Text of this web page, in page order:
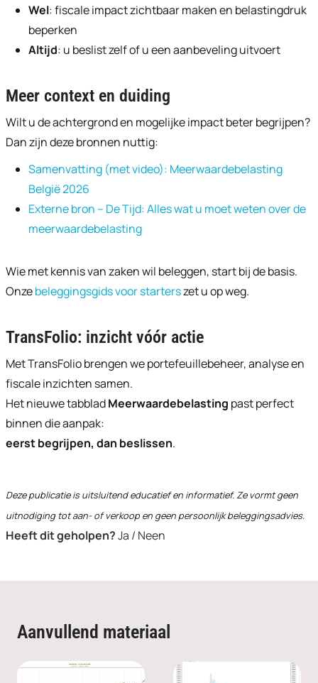
Wel: fiscale impact zichtbaar maken en belastingdruk
beperken
Altijd: u beslist zelf of u een aanbeveling uitvoert
Meer context en duiding
Wilt u de achtergrond en mogelijke impact beter begrijpen?
Dan zijn deze bronnen nuttig:
Samenvatting (met video): Meerwaardebelasting
België 2026
Externe bron – De Tijd: Alles wat u moet weten over de
meerwaardebelasting
Wie met kennis van zaken wil beleggen, start bij de basis.
Onzebeleggingsgids voor starterszet u op weg.
TransFolio: inzicht vóór actie
Met TransFolio brengen we portefeuillebeheer, analyse en
fiscale inzichten samen.
Het nieuwe tabbladMeerwaardebelasting past perfect
binnen die aanpak:
eerst begrijpen, dan beslissen.
Deze publicatie is uitsluitend educatief en informatief. Ze vormt geen
uitnodiging tot aan- of verkoop en geen persoonlijk beleggingsadvies.
Heeft dit geholpen?Ja / Neen
Aanvullend materiaal